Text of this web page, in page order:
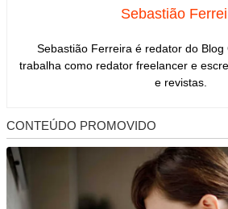
Sebastião
Sebastião Ferreira é redator do Blog
trabalha como redator freelancer e
e revistas.